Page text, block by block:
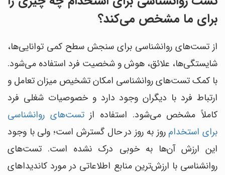
برای ما مشخص می‌کند؟
از تست‌های روانشناسی‎ برای سنجش سطح کمی توانایی‌ها،
شایستگی‌ها، علائق، هوش و شخصیت فرد استفاده می‎‌‌شود.
با کمک تست‌های روانشناسی امکان تشخیص میزان تعامل و
ارتباط فرد با دیگران وجود دارد و خصوصیات شغلی فرد
کاملاً مشخص می‌شود. استفاده ازتست‌های روانشناسی
برای استخدامروز به روز در حال گسترش است؛ ولی با وجود
این‎ ارزش آن‎‌‌ها به خوبی درک نشده است. تست‌های
روانشناسی با ارزش‌ترین منابع اطلاعاتی در مورد کاندیداهای